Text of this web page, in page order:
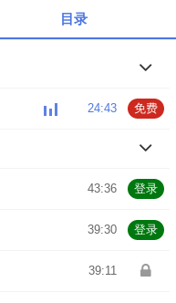
目录
24:43 免费
43:36 登录
39:30 登录
39:11